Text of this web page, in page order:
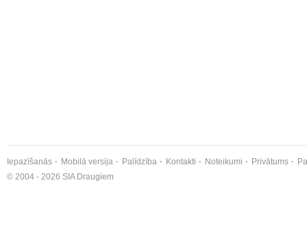
Iepazīšanās Mobilā versija Palīdzība Kontakti Noteikumi Privātums
© 2004 - 2026 SIA Draugiem